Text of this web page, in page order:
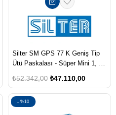
Silter SM GPS 77 K Geniş Tip
Ütü Paskalası - Süper Mini 1, 2
Bez Dahil
₺47.110,00
₺52.342,00
%10